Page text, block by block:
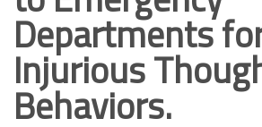
Departments
Injurious
Behaviors.